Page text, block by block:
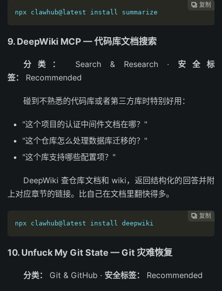
 复制
npx clawhub@latest install summarize
9. DeepWiki MCP — 代码库文档搜索
分类： Search & Research · 安全标
签：
Recommended
碰到不熟悉的代码库或者第三方库时特别好用：
"这个项目的认证中间件文档在哪？"
"这个仓库怎么处理数据库迁移的？"
"这个库支持哪些配置项？"
DeepWiki 查仓库文档和 wiki，返回结构化的回答并附
上对应章节的链接。比自己在文档里翻快得多。
 复制
npx clawhub@latest install deepwiki
10. Unfuck My Git State — Git 灾难恢复
分类： Git & GitHub · 安全标签： Recommended